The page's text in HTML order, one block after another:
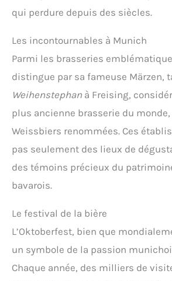
qui perdure depuis des siècles.
Les incontournables à Munich
Parmi les brasseries
distingue par sa fameuse Märzen,
Weihenstephan à Freising,
plus ancienne brasserie du
Weissbiers renommées. Ces
pas seulement des lieux de
des témoins précieux du
bavarois.
Le festival de la bière
L’Oktoberfest, bien que
un symbole de la passion
Chaque année, des milliers de